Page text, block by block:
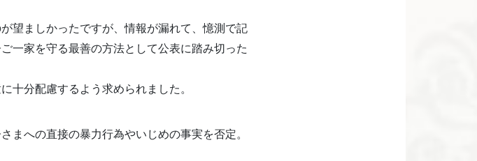
望ましかったですが、情報が漏れて、憶測で記
一家を守る最善の方法として公表に踏み切った
十分配慮するよう求められました。
まへの直接の暴力行為やいじめの事実を否定。